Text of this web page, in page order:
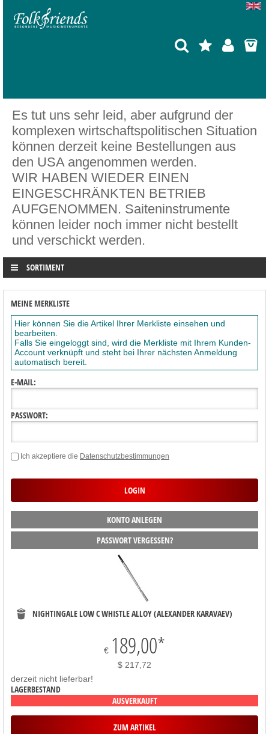
Es tut uns sehr leid, aber aufgrund der
komplexen wirtschaftspolitischen Situation
können derzeit keine Bestellungen aus
den USA angenommen werden.
WIR HABEN WIEDER EINEN
EINGESCHRÄNKTEN BETRIEB
AUFGENOMMEN. Saiteninstrumente
können leider noch immer nicht bestellt
und verschickt werden.
SORTIMENT
MEINE MERKLISTE
Hier können Sie die Artikel Ihrer Merkliste einsehen und
bearbeiten.
Falls Sie eingeloggt sind, wird die Merkliste mit Ihrem Kunden-
Account verknüpft und steht bei Ihrer nächsten Anmeldung
automatisch bereit.
E-MAIL:
PASSWORT:
Ich akzeptiere die Datenschutzbestimmungen
KONTO ANLEGEN
PASSWORT VERGESSEN?
NIGHTINGALE LOW C WHISTLE ALLOY (ALEXANDER KARAVAEV)
€ 189,00*
$ 217,72
derzeit nicht lieferbar!
LAGERBESTAND
AUSVERKAUFT
ZUM ARTIKEL